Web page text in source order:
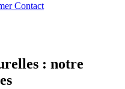
Contact
: notre